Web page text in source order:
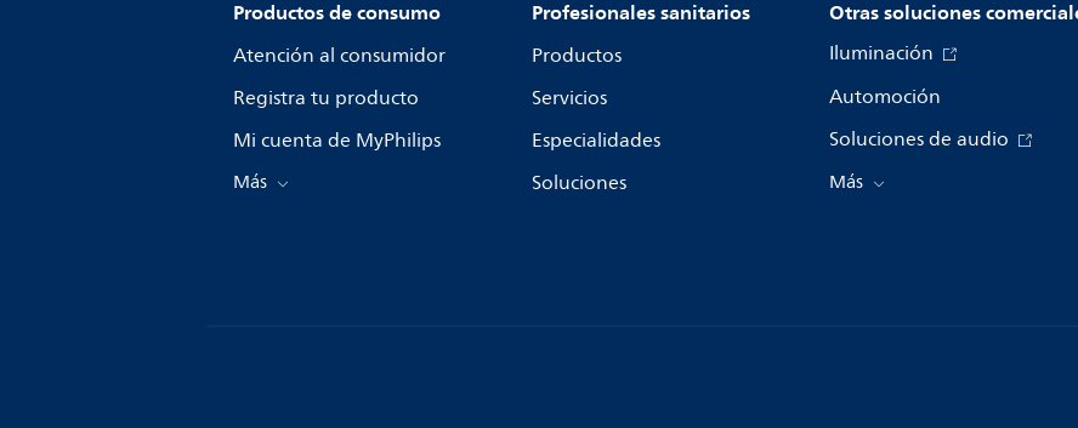
Productos de consumo
Atención al consumidor
Registra tu producto
Mi cuenta de MyPhilips
Más
Profesionales sanitarios
Productos
Servicios
Especialidades
Soluciones
Otras soluciones
Iluminación
Automoción
Soluciones de audio
Más